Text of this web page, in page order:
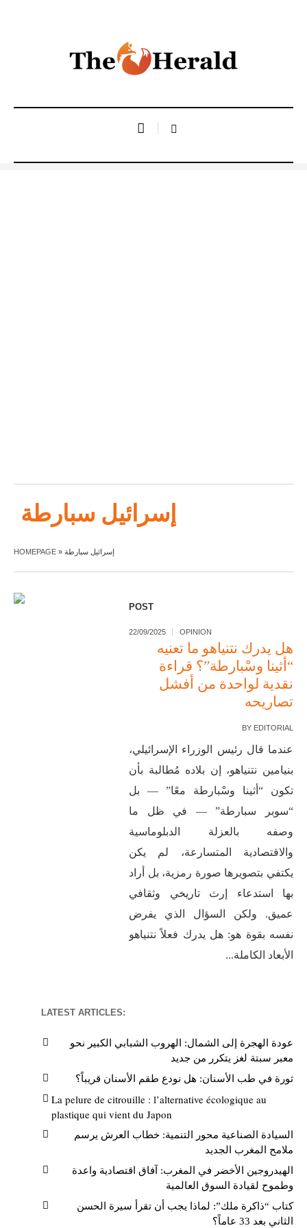
إسرائيل سبارطة
HOMEPAGE » إسرائيل سبارطة
POST
22/09/2025 OPINION
هل يدرك نتنياهو ما تعنيه
“أثينا وسْبارطة”؟ قراءة
نقدية لواحدة من أفشل
تصاريحه
BY EDITORIAL
عندما قال رئيس الوزراء الإسرائيلي،
بنيامين نتنياهو، إن بلاده مُطالبة بأن
تكون “أثينا وسْبارطة معًا” — بل
“سوبر سبارطة” — في ظل ما
وصفه بالعزلة الدبلوماسية
والاقتصادية المتسارعة، لم يكن
يكتفي بتصويرها صورة رمزية، بل أراد
بها استدعاء إرث تاريخي وثقافي
عميق. ولكن السؤال الذي يفرض
نفسه بقوة هو: هل يدرك فعلاً نتنياهو
الأبعاد الكاملة...
LATEST ARTICLES:
عودة الهجرة إلى الشمال: الهروب الشبابي الكبير نحو
معبر سبتة لغز يتكرر من جديد
ثورة في طب الأسنان: هل نودع طقم الأسنان قريباً؟
La pelure de citrouille : l’alternative écologique au
plastique qui vient du Japon
السيادة الصناعية محور التنمية: خطاب العرش يرسم
ملامح المغرب الجديد
الهيدروجين الأخضر في المغرب: آفاق اقتصادية واعدة
وطموح لقيادة السوق العالمية
كتاب “ذاكرة ملك”: لماذا يجب أن تقرأ سيرة الحسن
الثاني بعد 33 عاماً؟